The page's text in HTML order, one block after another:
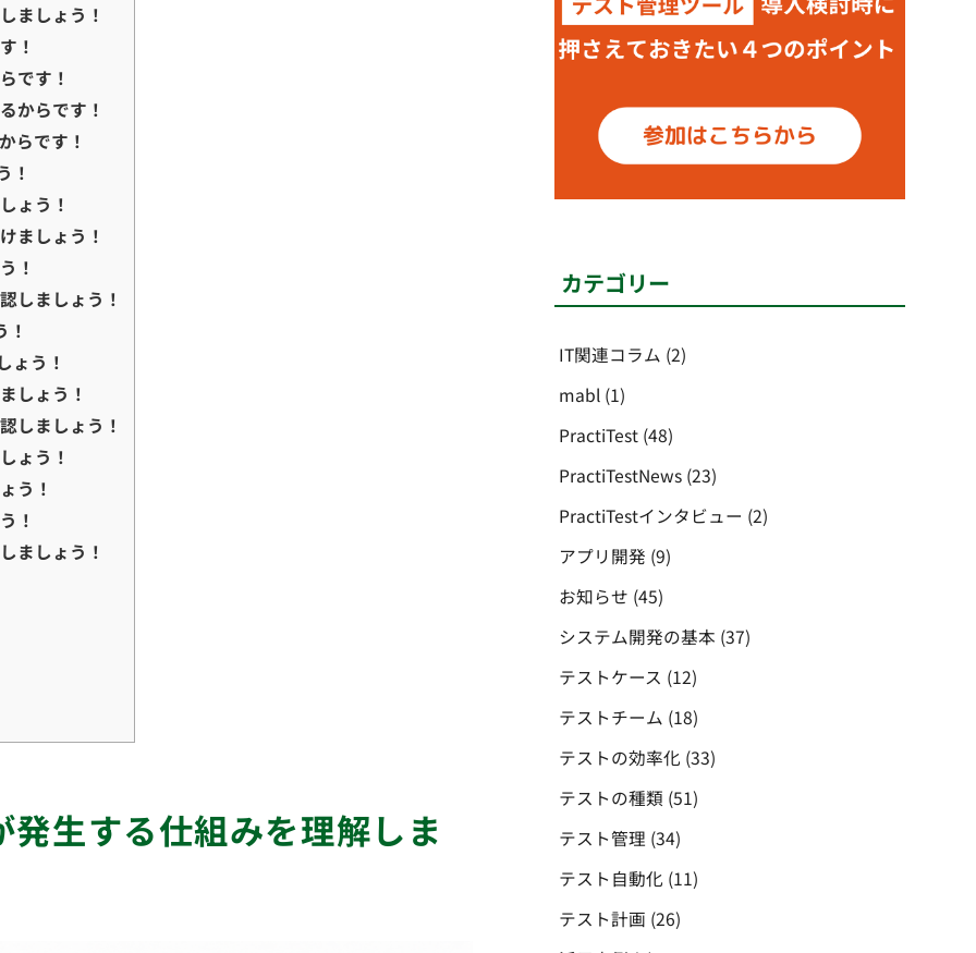
ましょう！
！
です！
からです！
らです！
！
ょう！
ましょう！
！
しましょう！
ょう！
しょう！
しましょう！
ょう！
う！
！
ましょう！
カテゴリー
IT関連コラム (2)
mabl (1)
PractiTest (48)
PractiTestNews (23)
PractiTestインタビュー (2)
アプリ開発 (9)
お知らせ (45)
システム開発の基本 (37)
テストケース (12)
テストチーム (18)
テストの効率化 (33)
テストの種類 (51)
テスト管理 (34)
テスト自動化 (11)
テスト計画 (26)